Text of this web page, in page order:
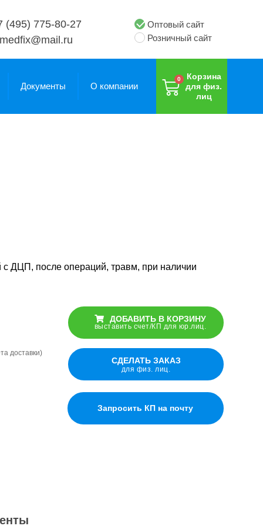
(495) 775-80-27
medfix@mail.ru
Оптовый сайт
Розничный сайт
подтягивания
в кровати,
напольная
стул-каталка
Документы О компании
Корзина
для физ.
лиц
для
подтягивания
в кровати,
напольная
Санитарный
стул-каталка
с ДЦП, после операций, травм, при наличии
доставки)
ДОБАВИТЬ В КОРЗИНУ
выставить счет/КП для юр.лиц.
СДЕЛАТЬ ЗАКАЗ
для физ. лиц.
Запросить КП на почту